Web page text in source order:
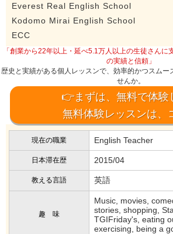
Everest Real English School
Kodomo Mirai English School
ECC
「創業から22年以上・延べ5.1万人以上の生徒さんに
の実績と信頼」
歴史と実績がある個人レッスンで、効率的かつスムー
せんか。
👉まずは、無料で体験
無料体験レッスンは、
現在の職業 English Teacher
日本滞在歴 2015/04
教える言語 英語
趣 味
Music, movies,
stories, shopping,
TGIFriday's, eating
exercising, being a